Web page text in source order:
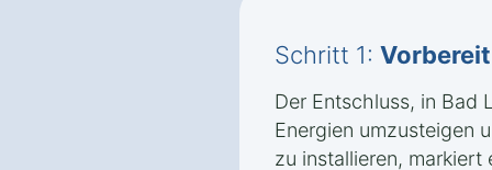
Schritt 1:
Der Entschluss, in Bad
Energien umzusteigen
zu installieren,